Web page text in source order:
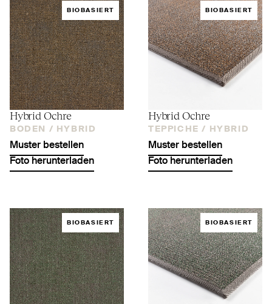
BIOBASIERT
Hybrid Ochre
BODEN / HYBRID
Muster bestellen
Foto herunterladen
BIOBASIERT
Hybrid Ochre
TEPPICHE / HYBRID
Muster bestellen
Foto herunterladen
BIOBASIERT BIOBASIERT